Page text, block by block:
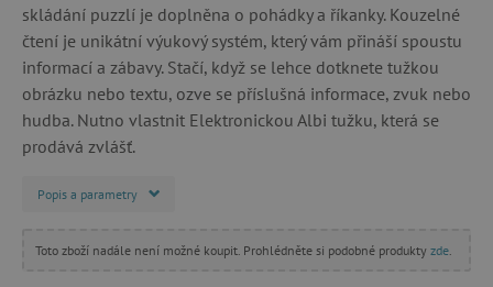
skládání puzzlí je doplněna o pohádky a říkanky. Kouzelné
čtení je unikátní výukový systém, který vám přináší spoustu
informací a zábavy. Stačí, když se lehce dotknete tužkou
obrázku nebo textu, ozve se příslušná informace, zvuk nebo
hudba. Nutno vlastnit Elektronickou Albi tužku, která se
prodává zvlášť.
Popis a parametry
Toto zboží nadále není možné koupit. Prohlédněte si podobné produkty zde